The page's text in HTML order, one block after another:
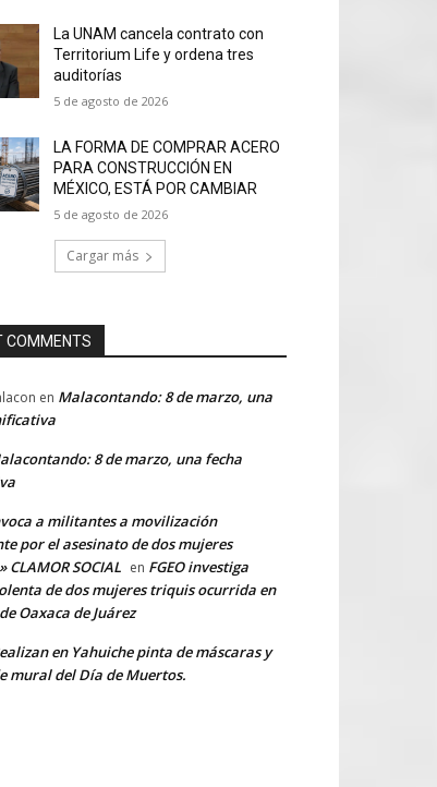
La UNAM cancela contrato con
Territorium Life y ordena tres
auditorías
5 de agosto de 2026
LA FORMA DE COMPRAR ACERO
PARA CONSTRUCCIÓN EN
MÉXICO, ESTÁ POR CAMBIAR
5 de agosto de 2026
Cargar más
COMMENTS
en Malacontando: 8 de marzo, una
8 de marzo, una fecha
a militantes a movilización
por el asesinato de dos mujeres
CLAMOR SOCIAL en FGEO investiga
de dos mujeres triquis ocurrida en
Oaxaca de Juárez
en Yahuiche pinta de máscaras y
mural del Día de Muertos.